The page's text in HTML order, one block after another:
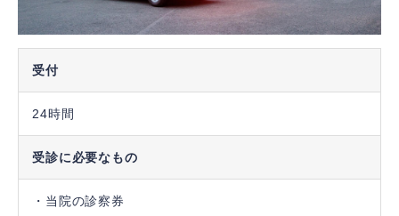
受付
24時間
受診に必要なもの
・当院の診察券